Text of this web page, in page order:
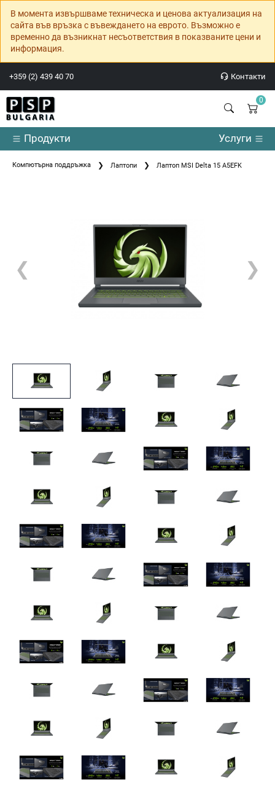
В момента извършваме техническа и ценова актуализация на
сайта във връзка с въвеждането на еврото. Възможно е
временно да възникнат несъответствия в показваните цени и
информация.
+359 (2) 439 40 70 Контакти
0
Продукти Услуги
Компютърна поддръжка Лаптопи Лаптоп MSI Delta 15 A5EFK
❮ ❯